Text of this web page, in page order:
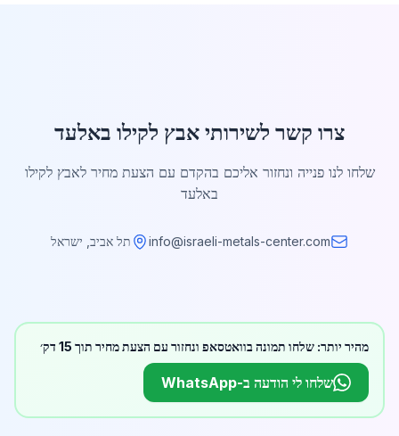
צרו קשר לשירותי אבץ לקילו באלעד
שלחו לנו פנייה ונחזור אליכם בהקדם עם הצעת מחיר לאבץ לקילו
באלעד
info@israeli-metals-center.com תל אביב, ישראל
מהיר יותר: שלחו תמונה בוואטסאפ ונחזור עם הצעת מחיר תוך 15 דק׳
שלחו לי הודעה ב-WhatsApp